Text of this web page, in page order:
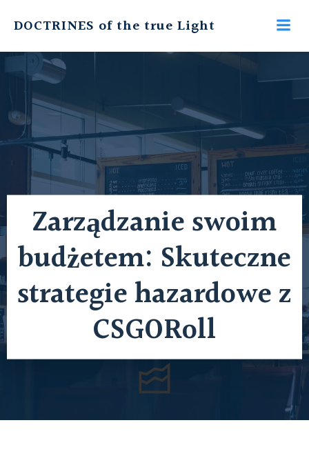
to
DOCTRINES of the true Light
Zarządzanie swoim
budżetem: Skuteczne
strategie hazardowe z
CSGORoll